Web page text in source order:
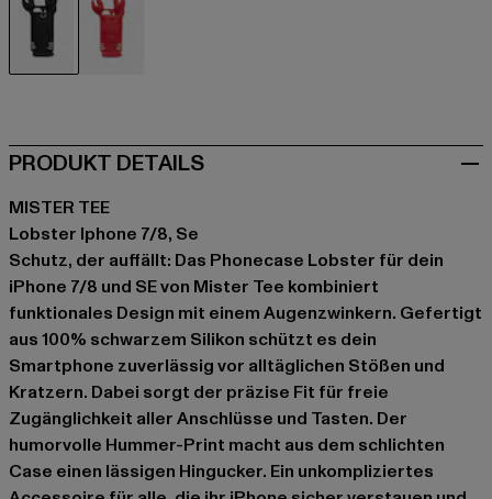
PRODUKT DETAILS
MISTER TEE
Lobster Iphone 7/8, Se
Schutz, der auffällt: Das Phonecase Lobster für dein
iPhone 7/8 und SE von Mister Tee kombiniert
funktionales Design mit einem Augenzwinkern. Gefertigt
aus 100% schwarzem Silikon schützt es dein
Smartphone zuverlässig vor alltäglichen Stößen und
Kratzern. Dabei sorgt der präzise Fit für freie
Zugänglichkeit aller Anschlüsse und Tasten. Der
humorvolle Hummer-Print macht aus dem schlichten
Case einen lässigen Hingucker. Ein unkompliziertes